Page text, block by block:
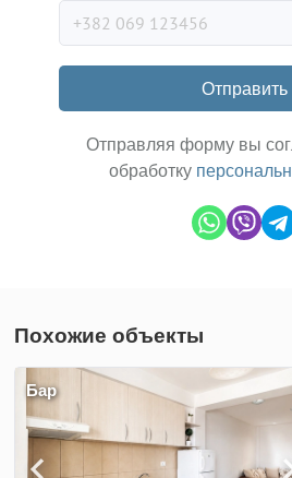
Отправить
Отправляя форму вы
обработку
Похожие объекты
Бар